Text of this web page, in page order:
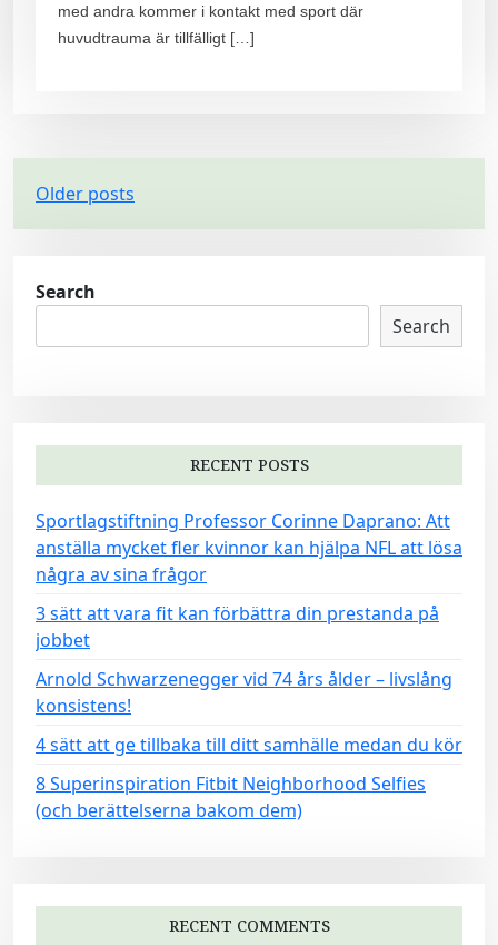
med andra kommer i kontakt med sport där
huvudtrauma är tillfälligt […]
P
o
t
g
a
t
i
o
n
Older posts
Search
Search
RECENT POSTS
Sportlagstiftning Professor Corinne Daprano: Att
anställa mycket fler kvinnor kan hjälpa NFL att lösa
några av sina frågor
3 sätt att vara fit kan förbättra din prestanda på
jobbet
Arnold Schwarzenegger vid 74 års ålder – livslång
konsistens!
4 sätt att ge tillbaka till ditt samhälle medan du kör
8 Superinspiration Fitbit Neighborhood Selfies
(och berättelserna bakom dem)
RECENT COMMENTS